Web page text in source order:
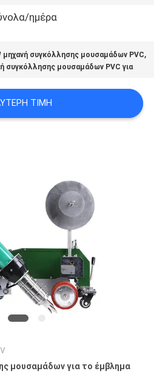
ημέρα
μηχανή συγκόλλησης μουσαμάδων PVC,
συγκόλλησης μουσαμάδων PVC για
ΤΙΜΉ
μουσαμάδων για το έμβλημα